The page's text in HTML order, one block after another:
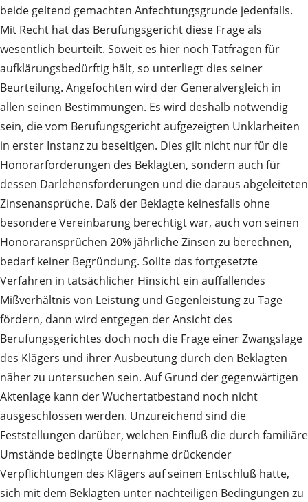
beide geltend gemachten Anfechtungsgrunde jedenfalls.
Mit Recht hat das Berufungsgericht diese Frage als
wesentlich beurteilt. Soweit es hier noch Tatfragen für
aufklärungsbedürftig hält, so unterliegt dies seiner
Beurteilung. Angefochten wird der Generalvergleich in
allen seinen Bestimmungen. Es wird deshalb notwendig
sein, die vom Berufungsgericht aufgezeigten Unklarheiten
in erster Instanz zu beseitigen. Dies gilt nicht nur für die
Honorarforderungen des Beklagten, sondern auch für
dessen Darlehensforderungen und die daraus abgeleiteten
Zinsenansprüche. Daß der Beklagte keinesfalls ohne
besondere Vereinbarung berechtigt war, auch von seinen
Honoraransprüchen 20% jährliche Zinsen zu berechnen,
bedarf keiner Begründung. Sollte das fortgesetzte
Verfahren in tatsächlicher Hinsicht ein auffallendes
Mißverhältnis von Leistung und Gegenleistung zu Tage
fördern, dann wird entgegen der Ansicht des
Berufungsgerichtes doch noch die Frage einer Zwangslage
des Klägers und ihrer Ausbeutung durch den Beklagten
näher zu untersuchen sein. Auf Grund der gegenwärtigen
Aktenlage kann der Wuchertatbestand noch nicht
ausgeschlossen werden. Unzureichend sind die
Feststellungen darüber, welchen Einfluß die durch familiäre
Umstände bedingte Übernahme drückender
Verpflichtungen des Klägers auf seinen Entschluß hatte,
sich mit dem Beklagten unter nachteiligen Bedingungen zu